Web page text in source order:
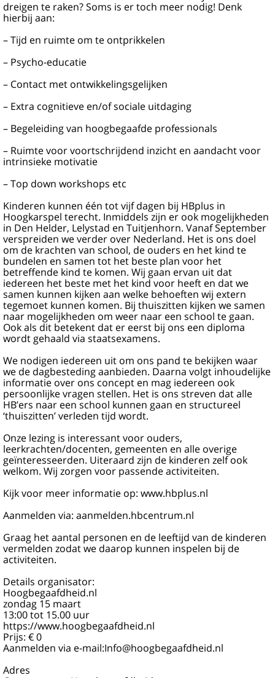
dreigen te raken? Soms is er toch meer nodig! Denk
hierbij aan:
– Tijd en ruimte om te ontprikkelen
– Psycho-educatie
– Contact met ontwikkelingsgelijken
– Extra cognitieve en/of sociale uitdaging
– Begeleiding van hoogbegaafde professionals
– Ruimte voor voortschrijdend inzicht en aandacht voor
intrinsieke motivatie
– Top down workshops etc
Kinderen kunnen één tot vijf dagen bij HBplus in
Hoogkarspel terecht. Inmiddels zijn er ook mogelijkheden
in Den Helder, Lelystad en Tuitjenhorn. Vanaf September
verspreiden we verder over Nederland. Het is ons doel
om de krachten van school, de ouders en het kind te
bundelen en samen tot het beste plan voor het
betreffende kind te komen. Wij gaan ervan uit dat
iedereen het beste met het kind voor heeft en dat we
samen kunnen kijken aan welke behoeften wij extern
tegemoet kunnen komen. Bij thuiszitten kijken we samen
naar mogelijkheden om weer naar een school te gaan.
Ook als dit betekent dat er eerst bij ons een diploma
wordt gehaald via staatsexamens.
We nodigen iedereen uit om ons pand te bekijken waar
we de dagbesteding aanbieden. Daarna volgt inhoudelijke
informatie over ons concept en mag iedereen ook
persoonlijke vragen stellen. Het is ons streven dat alle
HB’ers naar een school kunnen gaan en structureel
‘thuiszitten’ verleden tijd wordt.
Onze lezing is interessant voor ouders,
leerkrachten/docenten, gemeenten en alle overige
geïnteresseerden. Uiteraard zijn de kinderen zelf ook
welkom. Wij zorgen voor passende activiteiten.
Kijk voor meer informatie op: www.hbplus.nl
Aanmelden via: aanmelden.hbcentrum.nl
Graag het aantal personen en de leeftijd van de kinderen
vermelden zodat we daarop kunnen inspelen bij de
activiteiten.
Details organisator:
Hoogbegaafdheid.nl
zondag 15 maart
13:00 tot 15.00 uur
https://www.hoogbegaafdheid.nl
Prijs: € 0
Aanmelden via e-mail:Info@hoogbegaafdheid.nl
Adres